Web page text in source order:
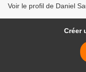
Voir le profil de Daniel
Créer